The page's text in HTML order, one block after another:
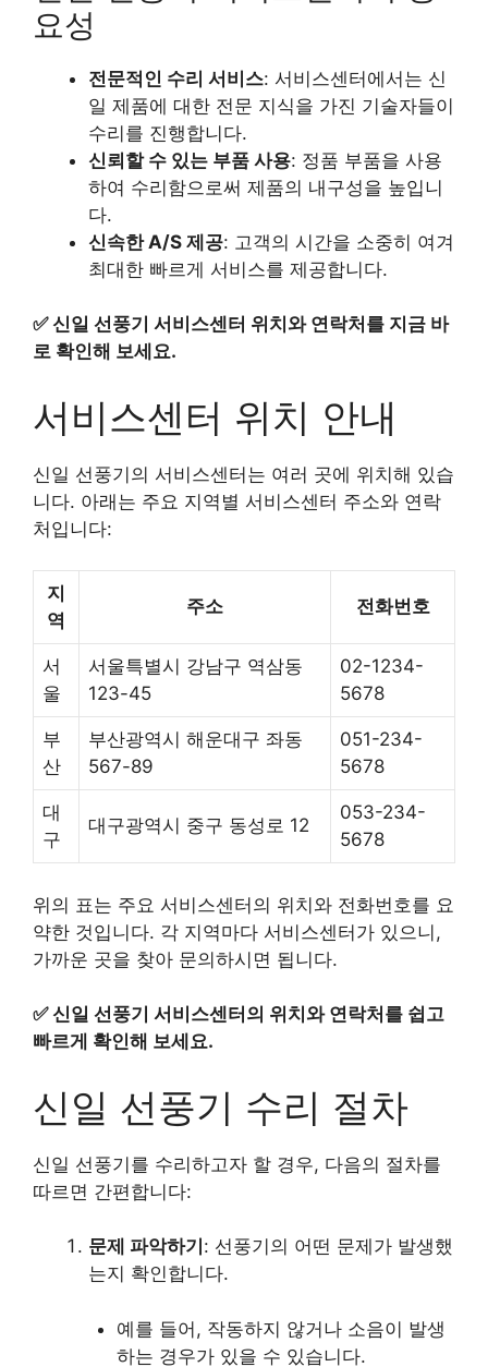
요성
전문적인 수리 서비스: 서비스센터에서는 신
일 제품에 대한 전문 지식을 가진 기술자들이
수리를 진행합니다.
신뢰할 수 있는 부품 사용: 정품 부품을 사용
하여 수리함으로써 제품의 내구성을 높입니
다.
신속한 A/S 제공: 고객의 시간을 소중히 여겨
최대한 빠르게 서비스를 제공합니다.
✅신일 선풍기 서비스센터 위치와 연락처를 지금 바
로 확인해 보세요.
서비스센터 위치 안내
신일 선풍기의 서비스센터는 여러 곳에 위치해 있습
니다. 아래는 주요 지역별 서비스센터 주소와 연락
처입니다:
지
역
주소 전화번호
서
울
서울특별시 강남구 역삼동
123-45
02-1234-
5678
부
산
부산광역시 해운대구 좌동
567-89
051-234-
5678
대
구
대구광역시 중구 동성로 12
053-234-
5678
위의 표는 주요 서비스센터의 위치와 전화번호를 요
약한 것입니다. 각 지역마다 서비스센터가 있으니,
가까운 곳을 찾아 문의하시면 됩니다.
✅신일 선풍기 서비스센터의 위치와 연락처를 쉽고
빠르게 확인해 보세요.
신일 선풍기 수리 절차
신일 선풍기를 수리하고자 할 경우, 다음의 절차를
따르면 간편합니다:
문제 파악하기 : 선풍기의 어떤 문제가 발생했
는지 확인합니다.
예를 들어, 작동하지 않거나 소음이 발생
하는 경우가 있을 수 있습니다.